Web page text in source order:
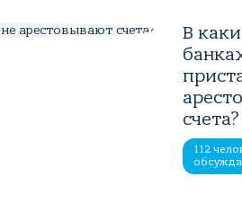
В
счета?
112